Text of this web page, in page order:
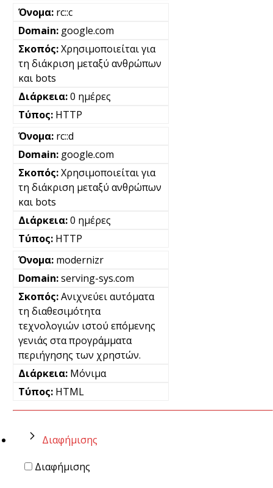
rc::c
google.com
Χρησιμοποιείται για
τη διάκριση μεταξύ ανθρώπων
και bots
0 ημέρες
HTTP
rc::d
google.com
Χρησιμοποιείται για
τη διάκριση μεταξύ ανθρώπων
και bots
0 ημέρες
HTTP
modernizr
serving-sys.com
Ανιχνεύει αυτόματα
τη διαθεσιμότητα
τεχνολογιών ιστού επόμενης
γενιάς στα προγράμματα
περιήγησης των χρηστών.
Μόνιμα
HTML
Διαφήμισης
Διαφήμισης